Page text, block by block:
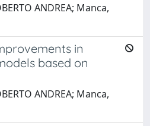
ANDREA; Manca,
in
based on
ANDREA; Manca,